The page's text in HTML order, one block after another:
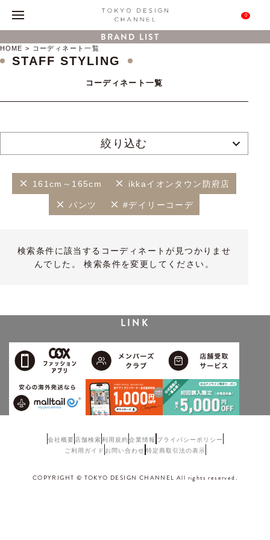
0
BRAND LIST
HOME コーディネート一覧
STAFF STYLING
コーディネート一覧
絞り込む
161cm～165cm ikkaイオンタウン防府店
パンツ #デイリーコーデ
検索条件に該当するコーディネートが見つかりませ
んでした。 検索条件を変更してください。
LINK
会社概要 店舗検索利用規約企業情報 プライバシーポリシー
ご利用ガイド お問い合わせ 特定商取引法の表示
COPYRIGHT © TOKYO DESIGN CHANNEL All rights reserved.